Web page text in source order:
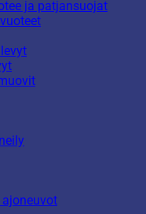
ja patjansuojat